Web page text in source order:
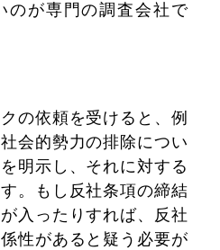
のが専門の調査会社で
の依頼を受けると、例
会的勢力の排除につい
明示し、それに対する
。もし反社条項の締結
入ったりすれば、反社
性があると疑う必要が